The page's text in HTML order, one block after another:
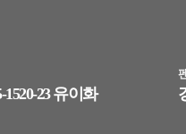
1520-23 유이화